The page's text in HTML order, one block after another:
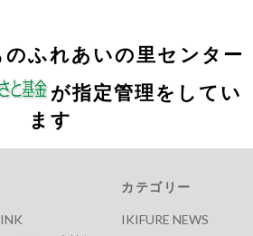
ふれあいの里センター
が指定管理をしてい
ます
カテゴリー
IKIFURE NEWS